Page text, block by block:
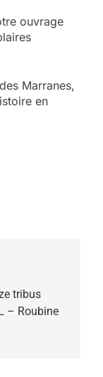
ouvrage
Marranes,
en
tribus
– Roubine
Thérèse